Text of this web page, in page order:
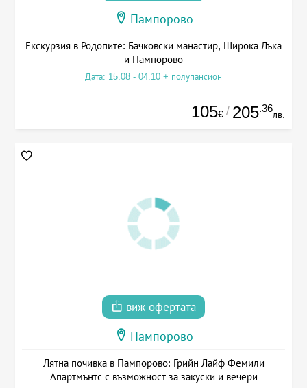
Пампорово
Екскурзия в Родопите: Бачковски манастир, Широка Лъка
и Пампорово
Дата: 15.08 - 04.10 + полупансион
105€ / 205.36
лв.
виж офертата
Пампорово
Лятна почивка в Пампорово: Грийн Лайф Фемили
Апартмънтс с възможност за закуски и вечери